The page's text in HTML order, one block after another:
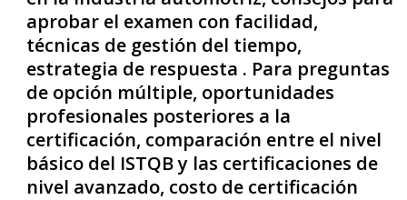
aprobar el examen con facilidad,
técnicas de gestión del tiempo,
estrategia de respuesta . Para preguntas
de opción múltiple, oportunidades
profesionales posteriores a la
certificación, comparación entre el nivel
básico del ISTQB y las certificaciones de
nivel avanzado, costo de certificación